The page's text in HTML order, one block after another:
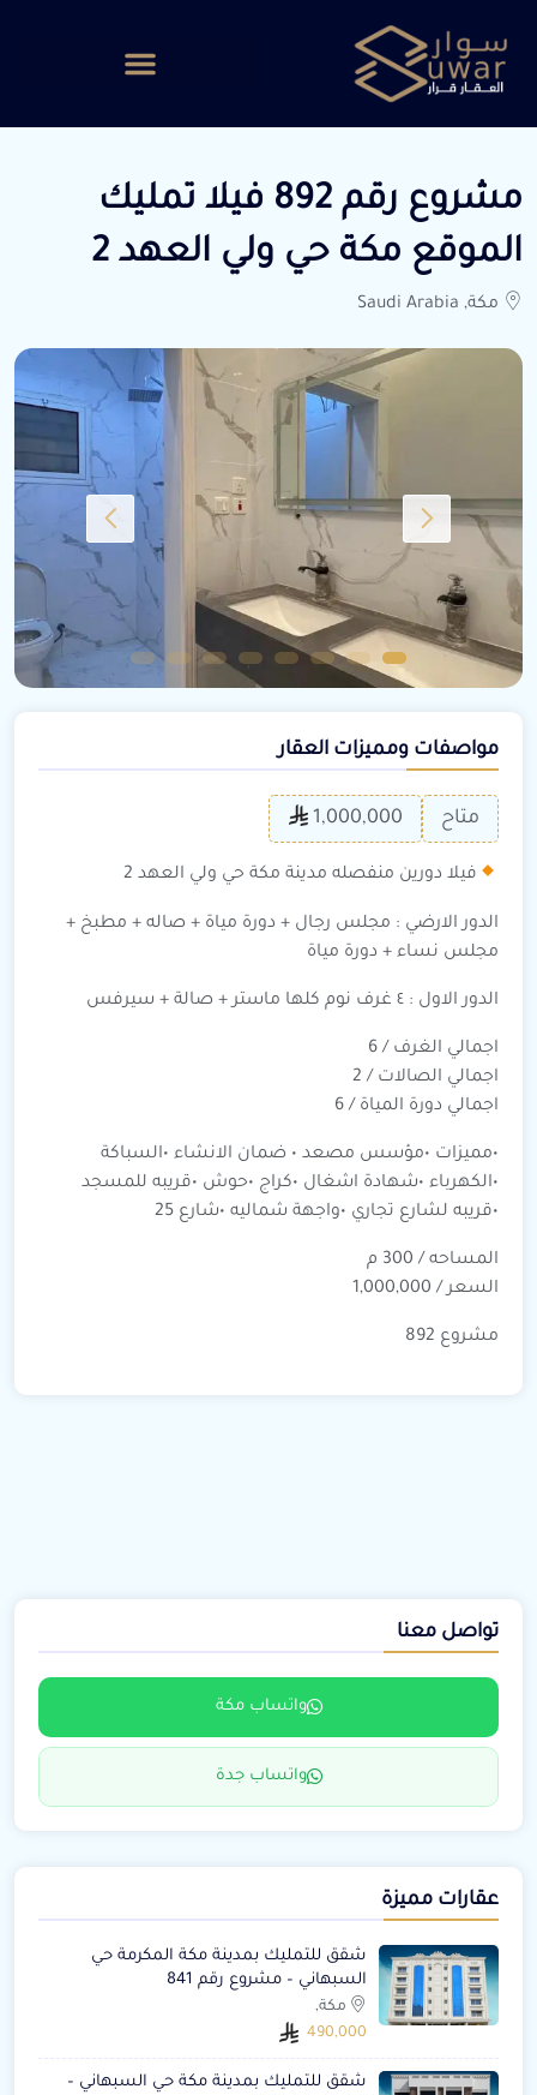
مشروع رقم 892 فيلا تمليك
الموقع مكة حي ولي العهد 2
مكة, Saudi Arabia
مواصفات ومميزات العقار
متاح 1,000,000
فيلا دورين منفصله مدينة مكة حي ولي العهد 2
الدور الارضي : مجلس رجال + دورة مياة + صاله + مطبخ +
مجلس نساء + دورة مياة
الدور الاول : ٤ غرف نوم كلها ماستر + صالة + سيرفس
اجمالي الغرف / 6
اجمالي الصالات / 2
اجمالي دورة المياة / 6
•مميزات •مؤسس مصعد • ضمان الانشاء •السباكة
•الكهرباء •شهادة اشغال •كراج •حوش •قريبه للمسجد
•قريبه لشارع تجاري •واجهة شماليه •شارع 25
المساحه / 300 م
السعر / 1,000,000
مشروع 892
تواصل معنا
واتساب مكة
واتساب جدة
عقارات مميزة
شقق للتمليك بمدينة مكة المكرمة حي
السبهاني – مشروع رقم 841
مكة,
490,000
شقق للتمليك بمدينة مكة حي السبهاني –